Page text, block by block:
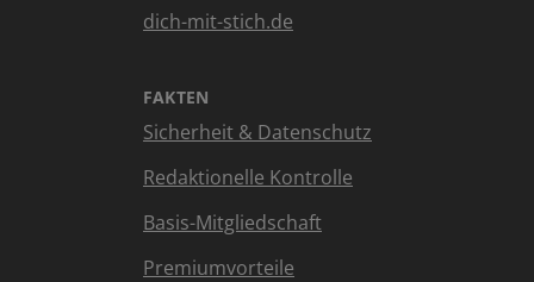
dich-mit-stich.de
FAKTEN
Sicherheit & Datenschutz
Redaktionelle Kontrolle
Basis-Mitgliedschaft
Premiumvorteile